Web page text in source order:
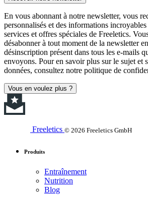
En vous abonnant à notre newsletter, vous
personnalisés et des informations
services et offres spéciales de Freeletics.
désabonner à tout moment de la newsletter
désinscription présent dans tous les e-mails
envoyons. Pour en savoir plus sur le sujet et
données, consultez notre politique de
Vous en voulez plus ?
Freeletics © 2026 Freeletics GmbH
Produits
Entraînement
Nutrition
Blog